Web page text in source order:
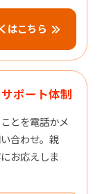
はこちら
ポート体制
とを電話かメ
合わせ。親
お応えしま